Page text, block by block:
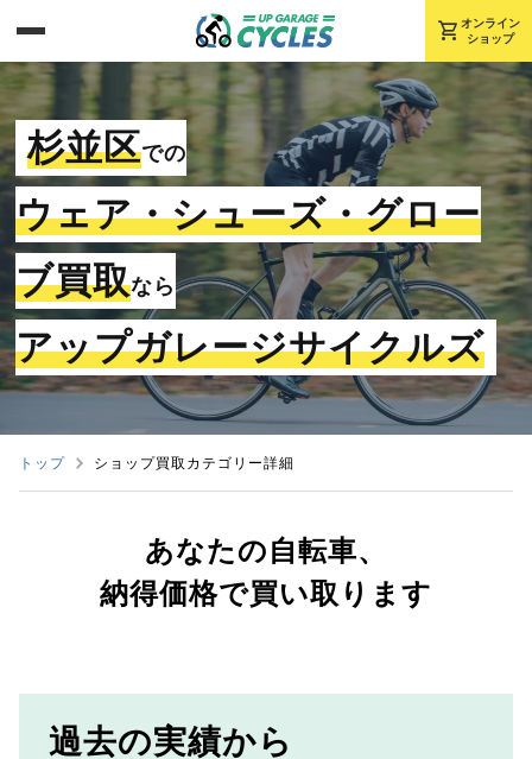
shopping_cart オンライン
ショップ
杉並区での
ウェア・シューズ・グロー
ブ買取なら
アップガレージサイクルズ
トップ ショップ買取カテゴリー詳細
あなたの自転車、
納得価格で買い取ります
過去の実績から